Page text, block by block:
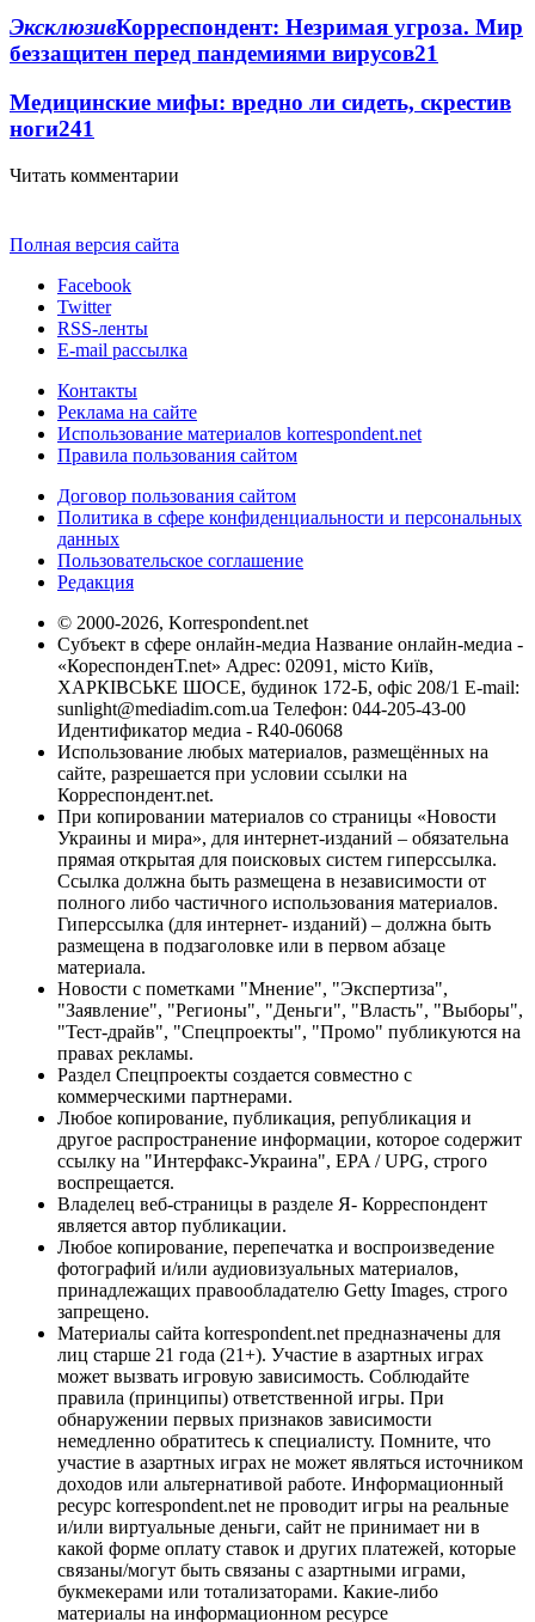
ЭксклюзивКорреспондент: Незримая угроза. Мир
беззащитен перед пандемиями вирусов21
Медицинские мифы: вредно ли сидеть, скрестив
ноги241
Читать комментарии
Полная версия сайта
Facebook
Twitter
RSS-ленты
E-mail рассылка
Контакты
Реклама на сайте
Использование материалов korrespondent.net
Правила пользования сайтом
Договор пользования сайтом
Политика в сфере конфиденциальности и персональных
данных
Пользовательское соглашение
Редакция
© 2000-2026, Korrespondent.net
Субъект в сфере онлайн-медиа Название онлайн-медиа -
«КореспонденТ.net» Адрес: 02091, місто Київ,
ХАРКІВСЬКЕ ШОСЕ, будинок 172-Б, офіс 208/1 E-mail:
sunlight@mediadim.com.ua Телефон: 044-205-43-00
Идентификатор медиа - R40-06068
Использование любых материалов, размещённых на
сайте, разрешается при условии ссылки на
Корреспондент.net.
При копировании материалов со страницы «Новости
Украины и мира», для интернет-изданий – обязательна
прямая открытая для поисковых систем гиперссылка.
Ссылка должна быть размещена в независимости от
полного либо частичного использования материалов.
Гиперссылка (для интернет- изданий) – должна быть
размещена в подзаголовке или в первом абзаце
материала.
Новости с пометками "Мнение", "Экспертиза",
"Заявление", "Регионы", "Деньги", "Власть", "Выборы",
"Тест-драйв", "Спецпроекты", "Промо" публикуются на
правах рекламы.
Раздел Спецпроекты создается совместно с
коммерческими партнерами.
Любое копирование, публикация, републикация и
другое распространение информации, которое содержит
ссылку на "Интерфакс-Украина", EPA / UPG, строго
воспрещается.
Владелец веб-страницы в разделе Я- Корреспондент
является автор публикации.
Любое копирование, перепечатка и воспроизведение
фотографий и/или аудиовизуальных материалов,
принадлежащих правообладателю Getty Images, строго
запрещено.
Материалы сайта korrespondent.net предназначены для
лиц старше 21 года (21+). Участие в азартных играх
может вызвать игровую зависимость. Соблюдайте
правила (принципы) ответственной игры. При
обнаружении первых признаков зависимости
немедленно обратитесь к специалисту. Помните, что
участие в азартных играх не может являться источником
доходов или альтернативой работе. Информационный
ресурс korrespondent.net не проводит игры на реальные
и/или виртуальные деньги, сайт не принимает ни в
какой форме оплату ставок и других платежей, которые
связаны/могут быть связаны с азартными играми,
букмекерами или тотализаторами. Какие-либо
материалы на информационном ресурсе